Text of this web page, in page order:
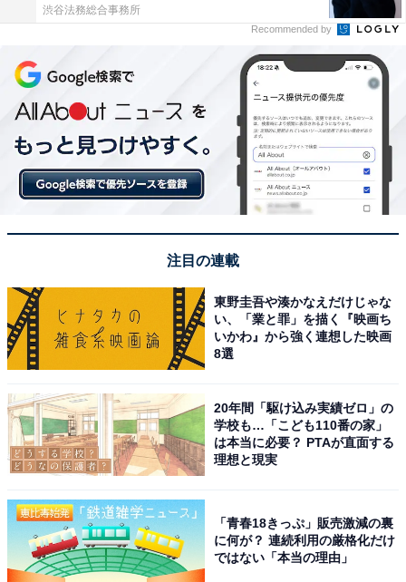
渋谷法務総合事務所
Recommended by
注目の連載
東野圭吾や湊かなえだけじゃな
い、「業と罪」を描く『映画ち
いかわ』から強く連想した映画
8選
20年間「駆け込み実績ゼロ」の
学校も…「こども110番の家」
は本当に必要？ PTAが直面する
理想と現実
「青春18きっぷ」販売激減の裏
に何が？ 連続利用の厳格化だけ
ではない「本当の理由」